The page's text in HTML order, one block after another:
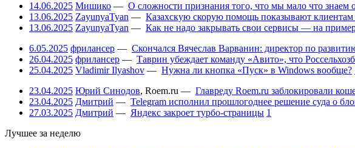
14.06.2025 Мишико — О сложности признания того, что мы мало что знаем
13.06.2025 ZayunyaTyan — Казахскую скорую помощь показывают клиентам
13.06.2025 ZayunyaTyan — Как не надо закрывать свои сервисы — на
6.05.2025 фрилансер — Скончался Вячеслав Варванин: директор по
26.04.2025 фрилансер — Таврин убеждает команду «Авито», что
25.04.2025 Vladimir Ilyashov — Нужна ли кнопка «Пуск» в Windows вообще?
23.04.2025 Юрий Синодов, Roem.ru — Главреду Roem.ru заблокировали
23.04.2025 Дмитрий — Telegram исполнил прошлогоднее решение суда о
27.03.2025 Дмитрий — Яндекс закроет турбо-страницы 1
Лучшее за неделю